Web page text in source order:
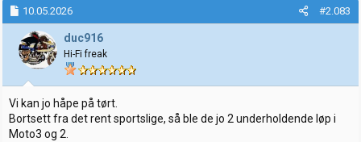
10.05.2026 #2.083
duc916
Hi-Fi freak
Vi kan jo håpe på tørt.
Bortsett fra det rent sportslige, så ble de jo 2 underholdende løp i
Moto3 og 2.